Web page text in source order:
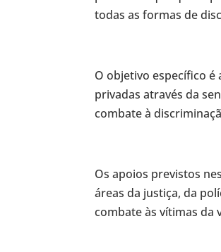
todas as formas de
O objetivo específico é
privadas através da
combate à
Os apoios previstos
áreas da justiça, da
combate às vítimas da